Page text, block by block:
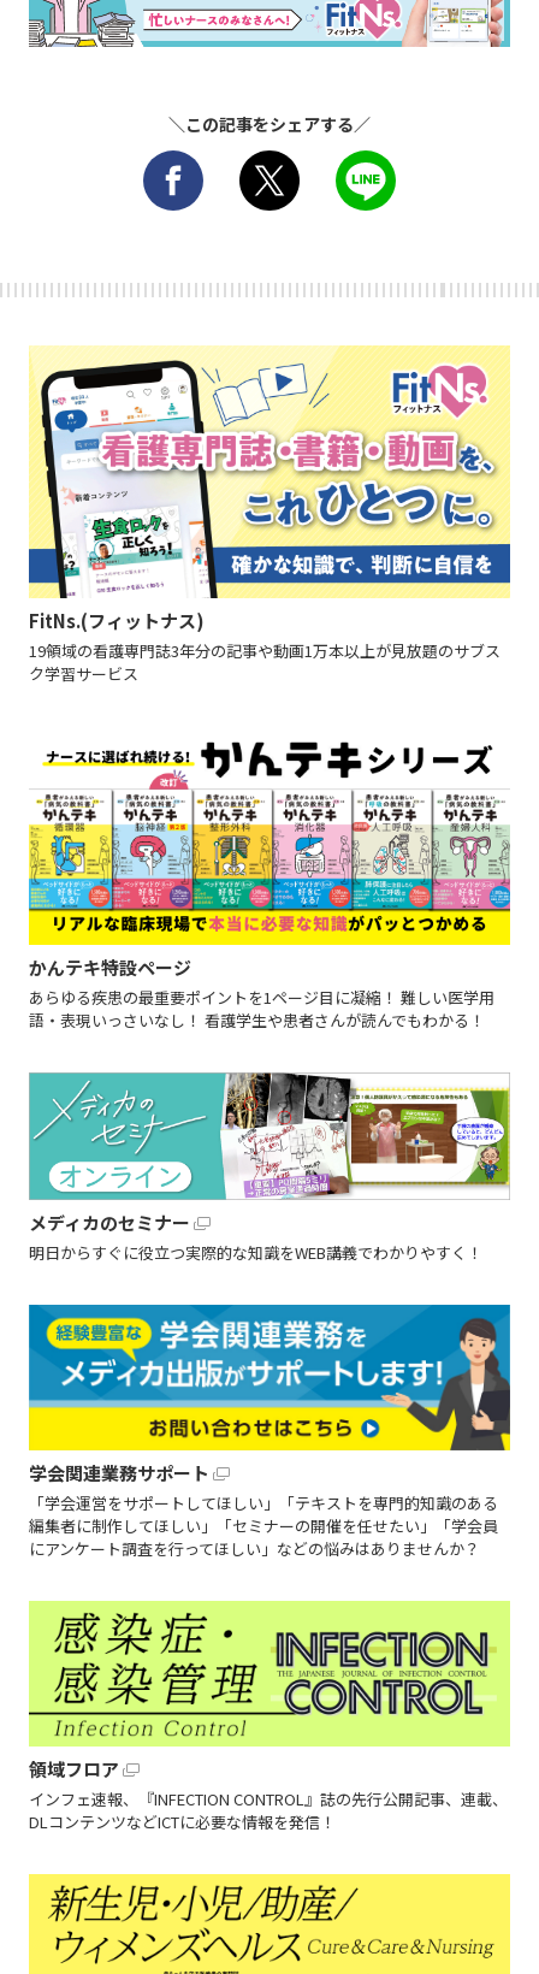
＼この記事をシェアする／
FitNs.(フィットナス)
19領域の看護専門誌3年分の記事や動画1万本以上が見放題のサブス
ク学習サービス
かんテキ特設ページ
あらゆる疾患の最重要ポイントを1ページ目に凝縮！ 難しい医学用
語・表現いっさいなし！ 看護学生や患者さんが読んでもわかる！
メディカのセミナー
明日からすぐに役立つ実際的な知識をWEB講義でわかりやすく！
学会関連業務サポート
「学会運営をサポートしてほしい」「テキストを専門的知識のある
編集者に制作してほしい」「セミナーの開催を任せたい」「学会員
にアンケート調査を行ってほしい」などの悩みはありませんか？
領域フロア
インフェ速報、『INFECTION CONTROL』誌の先行公開記事、連載、
DLコンテンツなどICTに必要な情報を発信！